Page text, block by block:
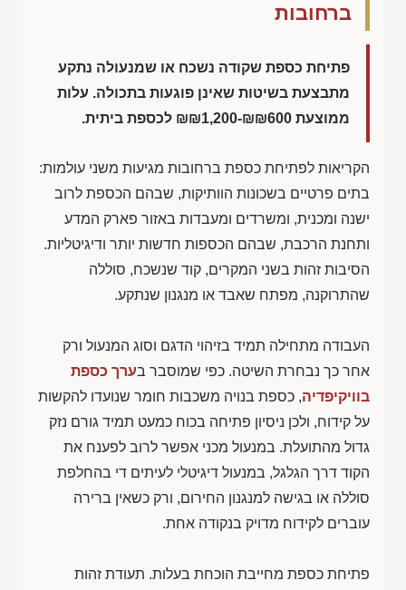
ברחובות
פתיחת כספת שקודה נשכח או שמנעולה נתקע
מתבצעת בשיטות שאינן פוגעות בתכולה. עלות
ממוצעת ₪₪1,200-₪₪600 לכספת ביתית.
הקריאות לפתיחת כספת ברחובות מגיעות משני עולמות:
בתים פרטיים בשכונות הוותיקות, שבהם הכספת לרוב
ישנה ומכנית, ומשרדים ומעבדות באזור פארק המדע
ותחנת הרכבת, שבהם הכספות חדשות יותר ודיגיטליות.
הסיבות זהות בשני המקרים, קוד שנשכח, סוללה
שהתרוקנה, מפתח שאבד או מנגנון שנתקע.
העבודה מתחילה תמיד בזיהוי הדגם וסוג המנעול ורק
אחר כך נבחרת השיטה. כפי שמוסבר בערך כספת
בוויקיפדיה, כספת בנויה משכבות חומר שנועדו להקשות
על קידוח, ולכן ניסיון פתיחה בכוח כמעט תמיד גורם נזק
גדול מהתועלת. במנעול מכני אפשר לרוב לפענח את
הקוד דרך הגלגל, במנעול דיגיטלי לעיתים די בהחלפת
סוללה או בגישה למנגנון החירום, ורק כשאין ברירה
עוברים לקידוח מדויק בנקודה אחת.
פתיחת כספת מחייבת הוכחת בעלות. תעודת זהות